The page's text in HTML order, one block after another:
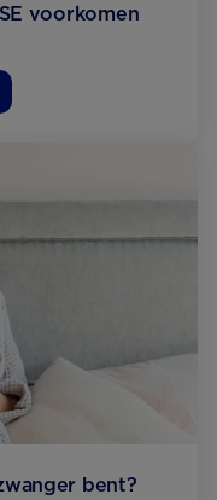
voorkomen
bent?